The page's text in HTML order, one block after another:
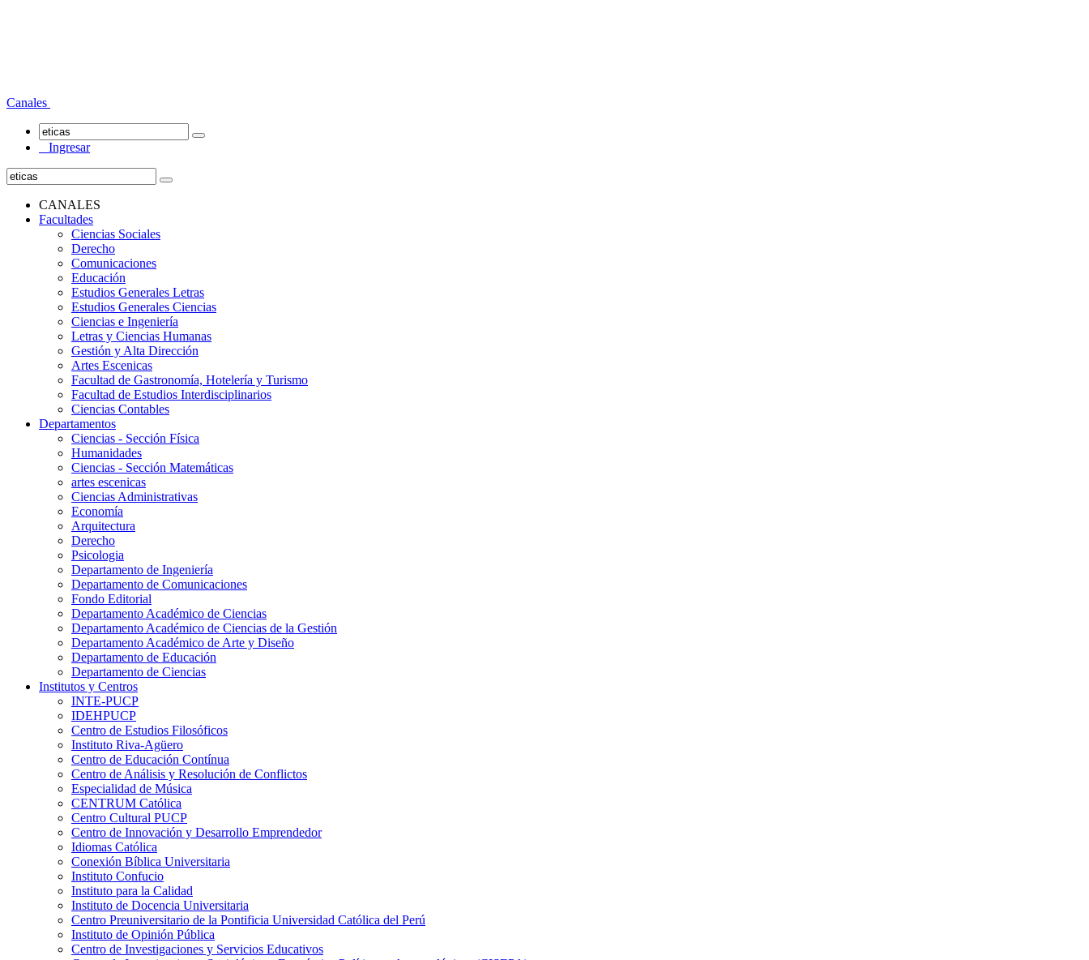
Canales
Ingresar
CANALES
Facultades
Ciencias Sociales
Derecho
Comunicaciones
Educación
Estudios Generales Letras
Estudios Generales Ciencias
Ciencias e Ingeniería
Letras y Ciencias Humanas
Gestión y Alta Dirección
Artes Escenicas
Facultad de Gastronomía, Hotelería y Turismo
Facultad de Estudios Interdisciplinarios
Ciencias Contables
Departamentos
Ciencias - Sección Física
Humanidades
Ciencias - Sección Matemáticas
artes escenicas
Ciencias Administrativas
Economía
Arquitectura
Derecho
Psicologia
Departamento de Ingeniería
Departamento de Comunicaciones
Fondo Editorial
Departamento Académico de Ciencias
Departamento Académico de Ciencias de la Gestión
Departamento Académico de Arte y Diseño
Departamento de Educación
Departamento de Ciencias
Institutos y Centros
INTE-PUCP
IDEHPUCP
Centro de Estudios Filosóficos
Instituto Riva-Agüero
Centro de Educación Contínua
Centro de Análisis y Resolución de Conflictos
Especialidad de Música
CENTRUM Católica
Centro Cultural PUCP
Centro de Innovación y Desarrollo Emprendedor
Idiomas Católica
Conexión Bíblica Universitaria
Instituto Confucio
Instituto para la Calidad
Instituto de Docencia Universitaria
Centro Preuniversitario de la Pontificia Universidad Católica del Perú
Instituto de Opinión Pública
Centro de Investigaciones y Servicios Educativos